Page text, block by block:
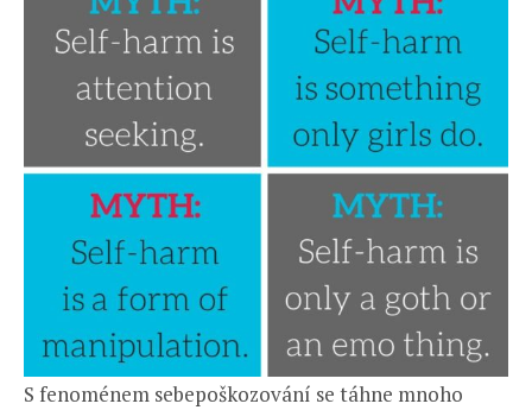
S fenoménem sebepoškozování se táhne mnoho